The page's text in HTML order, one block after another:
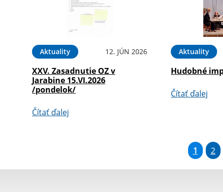
Aktuality 12. JÚN 2026
XXV. Zasadnutie OZ v
Jarabine 15.VI.2026
/pondelok/
Čítať ďalej
Aktuality
Hudobné
Čítať ďalej
1 2